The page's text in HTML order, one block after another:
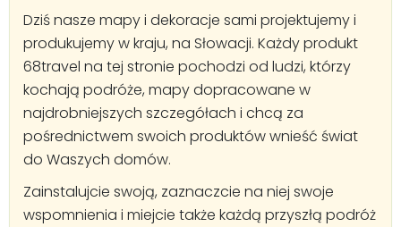
Dziś nasze mapy i dekoracje sami projektujemy i
produkujemy w kraju, na Słowacji. Każdy produkt
68travel na tej stronie pochodzi od ludzi, którzy
kochają podróże, mapy dopracowane w
najdrobniejszych szczegółach i chcą za
pośrednictwem swoich produktów wnieść świat
do Waszych domów.
Zainstalujcie swoją, zaznaczcie na niej swoje
wspomnienia i miejcie także każdą przyszłą podróż